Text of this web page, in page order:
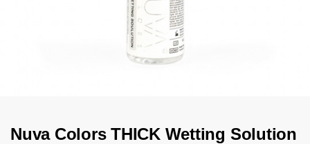
Nuva Colors THICK Wetting Solution